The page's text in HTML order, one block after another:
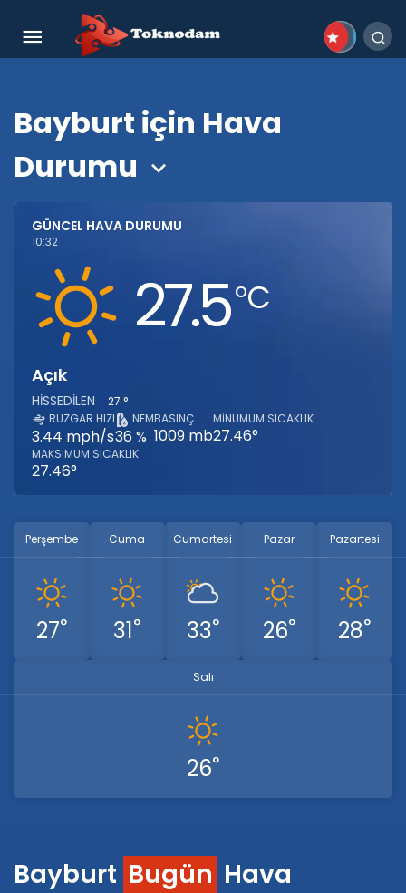
Bayburt için Hava
Durumu
GÜNCEL HAVA DURUMU
10:32
27.5‎°C
Açık
HISSEDILEN
27 °
RÜZGAR HIZI
3.44 mph/s
NEM
36 %
BASINÇ
1009 mb
MINUMUM SICAKLIK
27.46°
MAKSIMUM SICAKLIK
27.46°
Perşembe
27°
Cuma
31°
Cumartesi
33°
Pazar
26°
Pazartesi
28°
Salı
26°
Bayburt Bugün Hava